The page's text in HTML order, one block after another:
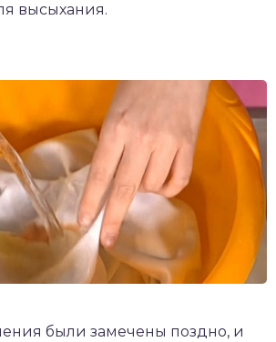
высыхания.
были замечены поздно, и